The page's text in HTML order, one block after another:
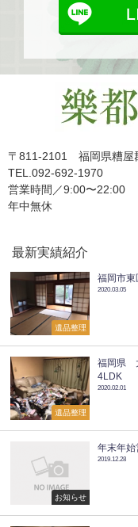
〒811-2101 福岡県糟屋
TEL.092-692-1970
営業時間／9:00〜22:00
年中無休
最新実績紹介
遺品整理
福岡市
2020.03.05
遺品整理
福岡県
4LDK
2020.02.01
お知らせ
年末年始
2019.12.28